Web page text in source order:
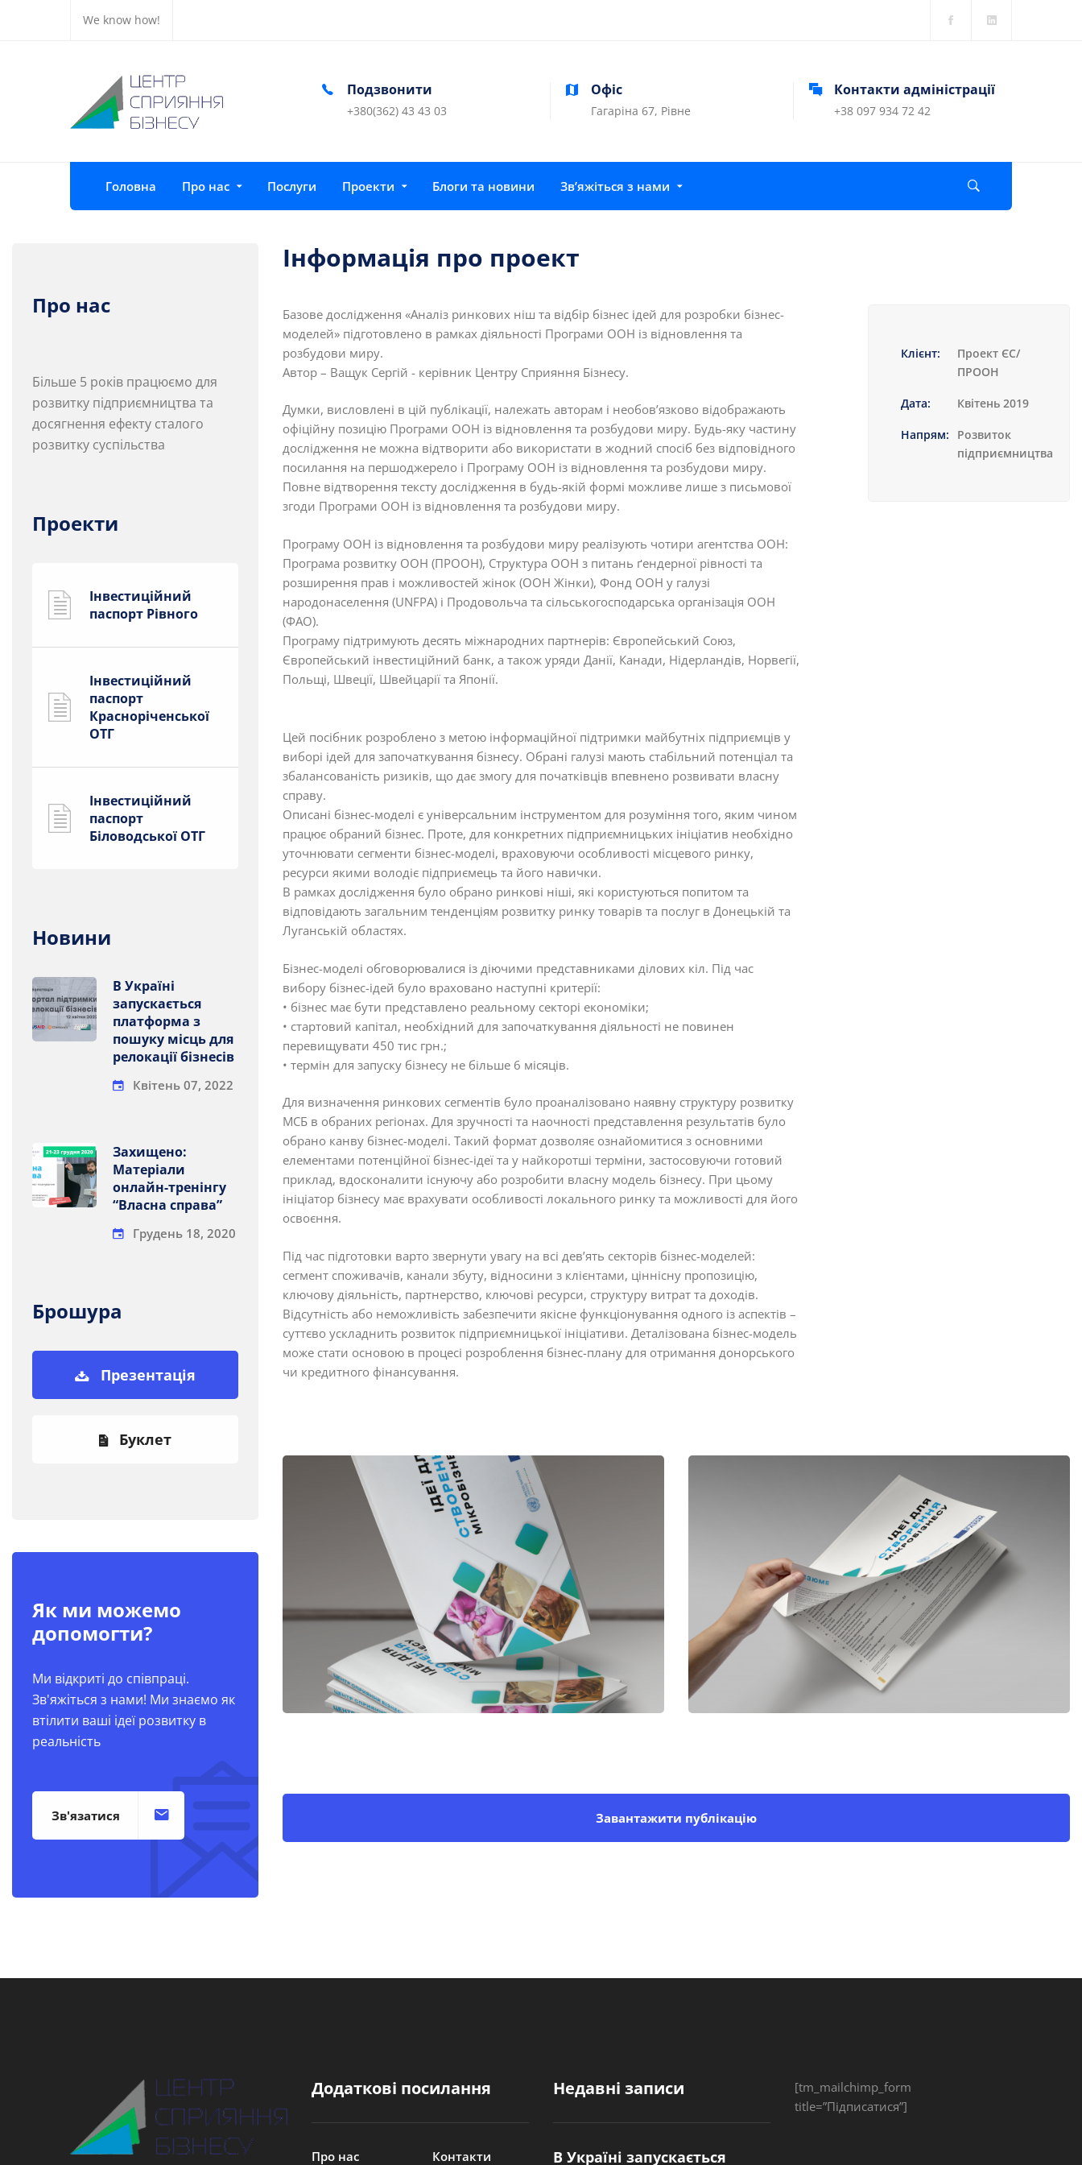
We know how!
Час роботи
Пн-Пт: 10:00 - 18:00
Подзвонити
+380(362) 43 43 03
Офіс
Гагаріна 67, Рівне
Контакти адміністрації
+38 097 934 72 42
Головна Про нас Послуги Проекти Блоги та новини Зв’яжіться з нами
Про нас
Більше 5 років працюємо для
розвитку підприємництва та
досягнення ефекту сталого
розвитку суспільства
Проекти
Інвестиційний
паспорт Рівного
Інвестиційний
паспорт
Красноріченської
ОТГ
Інвестиційний
паспорт
Біловодської ОТГ
Новини
В Україні
запускається
платформа з
пошуку місць для
релокації бізнесів
Квітень 07, 2022
Захищено:
Матеріали
онлайн-тренінгу
“Власна справа”
Грудень 18, 2020
Брошура
Презентація
Буклет
Як ми можемо
допомогти?
Ми відкриті до співпраці.
Зв'яжіться з нами! Ми знаємо як
втілити ваші ідеї розвитку в
реальність
Зв'язатися
Інформація про проект
Базове дослідження «Аналіз ринкових ніш та відбір бізнес ідей для розробки бізнес-
моделей» підготовлено в рамках діяльності Програми ООН із відновлення та
розбудови миру.
Автор – Ващук Сергій - керівник Центру Сприяння Бізнесу.
Думки, висловлені в цій публікації, належать авторам і необов’язково відображають
офіційну позицію Програми ООН із відновлення та розбудови миру. Будь-яку частину
дослідження не можна відтворити або використати в жодний спосіб без відповідного
посилання на першоджерело і Програму ООН із відновлення та розбудови миру.
Повне відтворення тексту дослідження в будь-якій формі можливе лише з письмової
згоди Програми ООН із відновлення та розбудови миру.
Програму ООН із відновлення та розбудови миру реалізують чотири агентства ООН:
Програма розвитку ООН (ПРООН), Структура ООН з питань ґендерної рівності та
розширення прав і можливостей жінок (ООН Жінки), Фонд ООН у галузі
народонаселення (UNFPA) і Продовольча та сільськогосподарська організація ООН
(ФАО).
Програму підтримують десять міжнародних партнерів: Європейський Союз,
Європейський інвестиційний банк, а також уряди Данії, Канади, Нідерландів, Норвегії,
Польщі, Швеції, Швейцарії та Японії.
Цей посібник розроблено з метою інформаційної підтримки майбутніх підприємців у
виборі ідей для започаткування бізнесу. Обрані галузі мають стабільний потенціал та
збалансованість ризиків, що дає змогу для початківців впевнено розвивати власну
справу.
Описані бізнес-моделі є універсальним інструментом для розуміння того, яким чином
працює обраний бізнес. Проте, для конкретних підприємницьких ініціатив необхідно
уточнювати сегменти бізнес-моделі, враховуючи особливості місцевого ринку,
ресурси якими володіє підприємець та його навички.
В рамках дослідження було обрано ринкові ніші, які користуються попитом та
відповідають загальним тенденціям розвитку ринку товарів та послуг в Донецькій та
Луганській областях.
Бізнес-моделі обговорювалися із діючими представниками ділових кіл. Під час
вибору бізнес-ідей було враховано наступні критерії:
• бізнес має бути представлено реальному секторі економіки;
• стартовий капітал, необхідний для започаткування діяльності не повинен
перевищувати 450 тис грн.;
• термін для запуску бізнесу не більше 6 місяців.
Для визначення ринкових сегментів було проаналізовано наявну структуру розвитку
МСБ в обраних регіонах. Для зручності та наочності представлення результатів було
обрано канву бізнес-моделі. Такий формат дозволяє ознайомитися з основними
елементами потенційної бізнес-ідеї та у найкоротші терміни, застосовуючи готовий
приклад, вдосконалити існуючу або розробити власну модель бізнесу. При цьому
ініціатор бізнесу має врахувати особливості локального ринку та можливості для його
освоєння.
Під час підготовки варто звернути увагу на всі дев’ять секторів бізнес-моделей:
сегмент споживачів, канали збуту, відносини з клієнтами, ціннісну пропозицію,
ключову діяльність, партнерство, ключові ресурси, структуру витрат та доходів.
Відсутність або неможливість забезпечити якісне функціонування одного із аспектів –
суттєво ускладнить розвиток підприємницької ініціативи. Деталізована бізнес-модель
може стати основою в процесі розроблення бізнес-плану для отримання донорського
чи кредитного фінансування.
Клієнт:
Проект ЄС/
ПРООН
Дата: Квітень 2019
Напрям:
Розвиток
підприємництва
Завантажити публікацію
Додаткові посилання
Про нас Контакти
Недавні записи
В Україні запускається
[tm_mailchimp_form
title=”Підписатися”]